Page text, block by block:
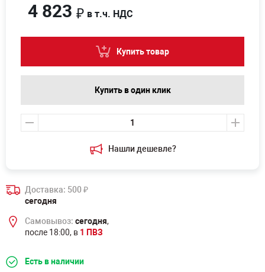
Нашли дешевле?
4 823 ₽ в т.ч. НДС
Купить товар
Купить в один клик
Доставка: 500₽
сегодня
Самовывоз: сегодня,
после 18:00, в 1 ПВЗ
Есть в наличии